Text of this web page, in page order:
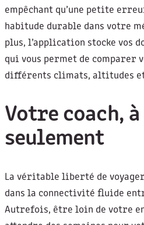
empêchant qu’une petite
habitude durable dans votre
plus, l’application stocke vos
qui vous permet de comparer
différents climats, altitudes
Votre coach,
seulement
La véritable liberté de
dans la connectivité fluide
Autrefois, être loin de votre